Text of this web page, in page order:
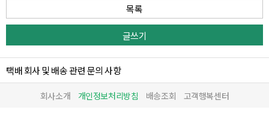
목록
글쓰기
택배 회사 및 배송 관련 문의 사항
회사소개 개인정보처리방침 배송조회 고객행복센터